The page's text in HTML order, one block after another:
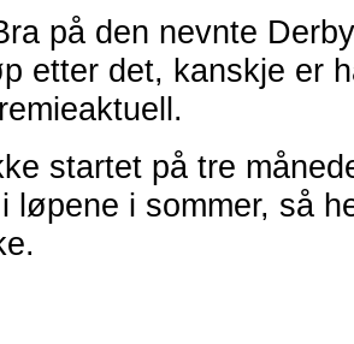
på den nevnte
etter det, kanskje er
startet på tre
løpene i sommer, så